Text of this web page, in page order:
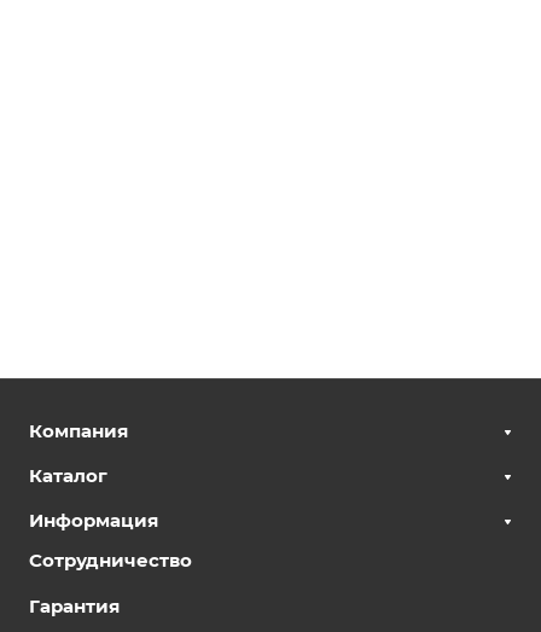
Компания
Каталог
Информация
Сотрудничество
Гарантия